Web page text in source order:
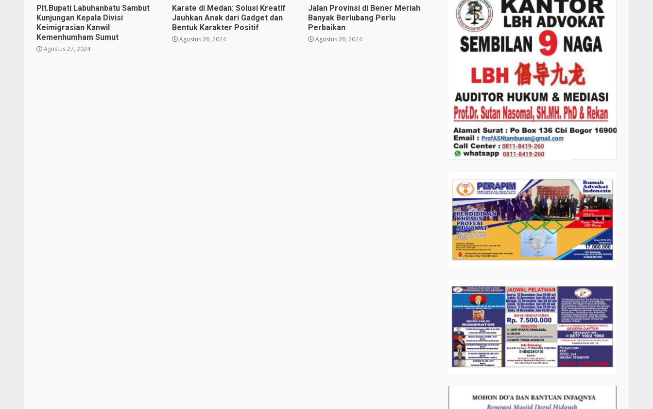
Plt.Bupati Labuhanbatu Sambut
Kunjungan Kepala Divisi
Keimigrasian Kanwil
Kemenhumham Sumut
Agustus 27, 2024
Karate di Medan: Solusi Kreatif
Jauhkan Anak dari Gadget dan
Bentuk Karakter Positif
Agustus 26, 2024
Jalan Provinsi di Bener Meriah
Banyak Berlubang Perlu
Perbaikan
Agustus 26, 2024